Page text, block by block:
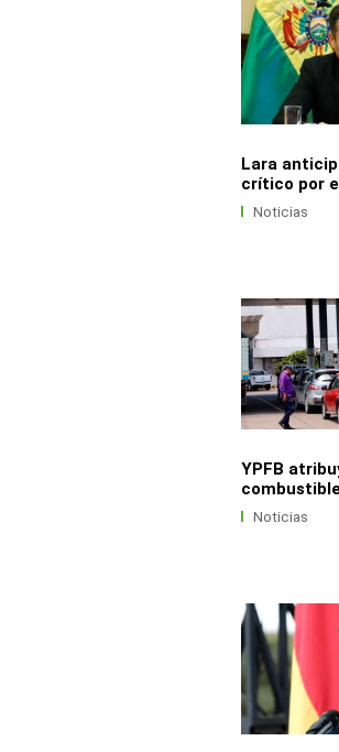
Lara
crítico por
Noticias
YPFB
Noticias